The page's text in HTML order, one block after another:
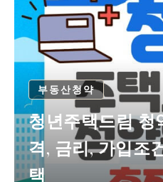
부동산청약
청년주택드림 청
격, 금리, 가입조
택